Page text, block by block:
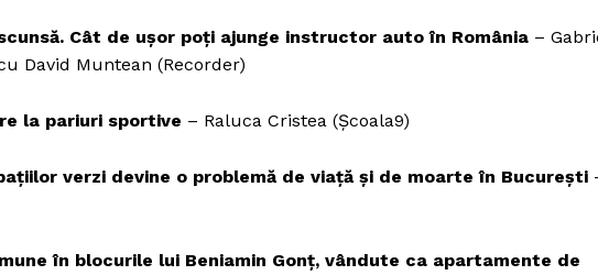
Cât de ușor poți ajunge instructor auto în România –
David Muntean (Recorder)
la pariuri sportive – Raluca Cristea (Școala9)
verzi devine o problemă de viață și de moarte în București
în blocurile lui Beniamin Gonț, vândute ca apartamente de